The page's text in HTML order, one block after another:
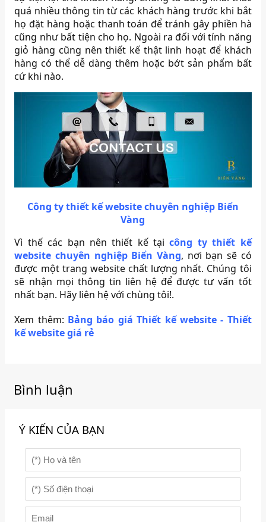
quá nhiều thông tin từ các khách hàng trước khi bắt
họ đặt hàng hoặc thanh toán để tránh gây phiền hà
cũng như bất tiện cho họ. Ngoài ra đối với tính năng
giỏ hàng cũng nên thiết kế thật linh hoạt để khách
hàng có thể dễ dàng thêm hoặc bớt sản phẩm bất
cứ khi nào.
Công ty thiết kế website chuyên nghiệp Biển
Vàng
Vì thế các bạn nên thiết kế tạicông ty thiết kế
website chuyên nghiệp Biển Vàng, nơi bạn sẽ có
được một trang website chất lượng nhất. Chúng tôi
sẽ nhận mọi thông tin liên hệ để được tư vấn tốt
nhất bạn. Hãy liên hệ với chùng tôi!.
Xem thêm: Bảng báo giá Thiết kế website - Thiết
kế website giá rẻ
Bình luận
Ý KIẾN CỦA BẠN